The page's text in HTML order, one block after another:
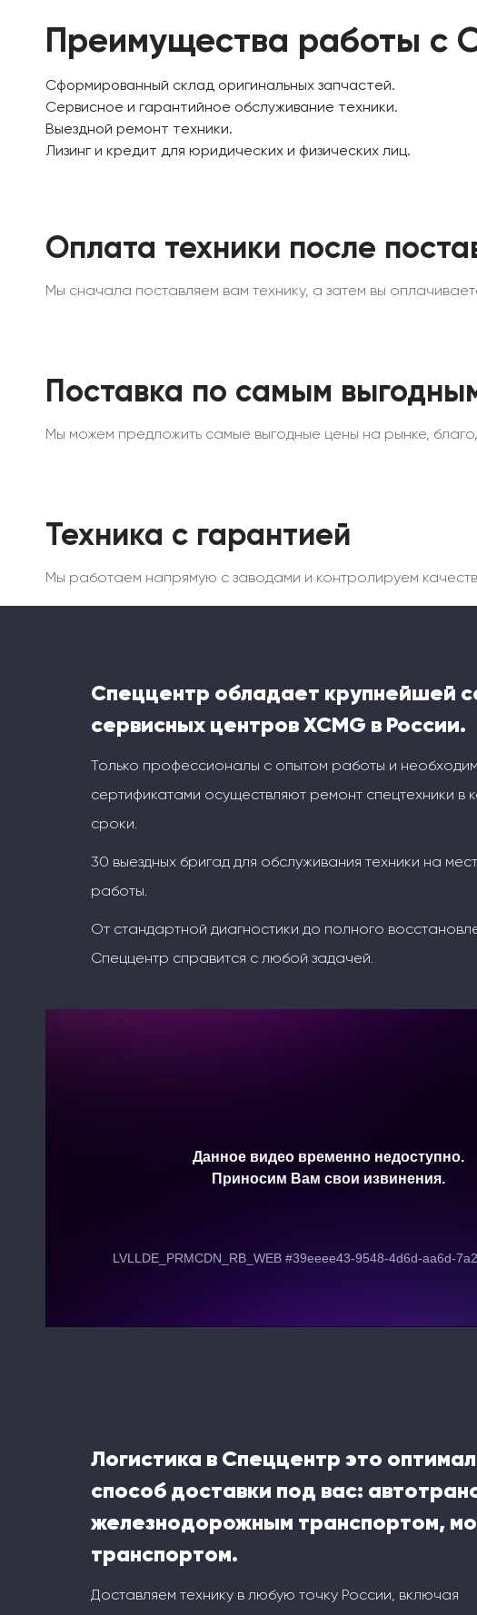
Преимущества работы
Сформированный склад оригинальных запчастей.
Сервисное и гарантийное обслуживание техники.
Выездной ремонт техники.
Лизинг и кредит для юридических и физических лиц.
Оплата техники после
Мы сначала поставляем вам технику, а затем вы
Поставка по самым
Мы можем предложить самые выгодные цены на рынке,
Техника с гарантией
Мы работаем напрямую с заводами и контролируем
Спеццентр обладает крупнейшей
сервисных центров XCMG в России.
Только профессионалы с опытом работы и
сертификатами осуществляют ремонт спецтехники в
сроки.
30 выездных бригад для обслуживания техники на
работы.
От стандартной диагностики до полного
Спеццентр справится с любой задачей.
Логистика в Спеццентр это
способ доставки под вас:
железнодорожным транспортом,
транспортом.
Доставляем технику в любую точку России, включая